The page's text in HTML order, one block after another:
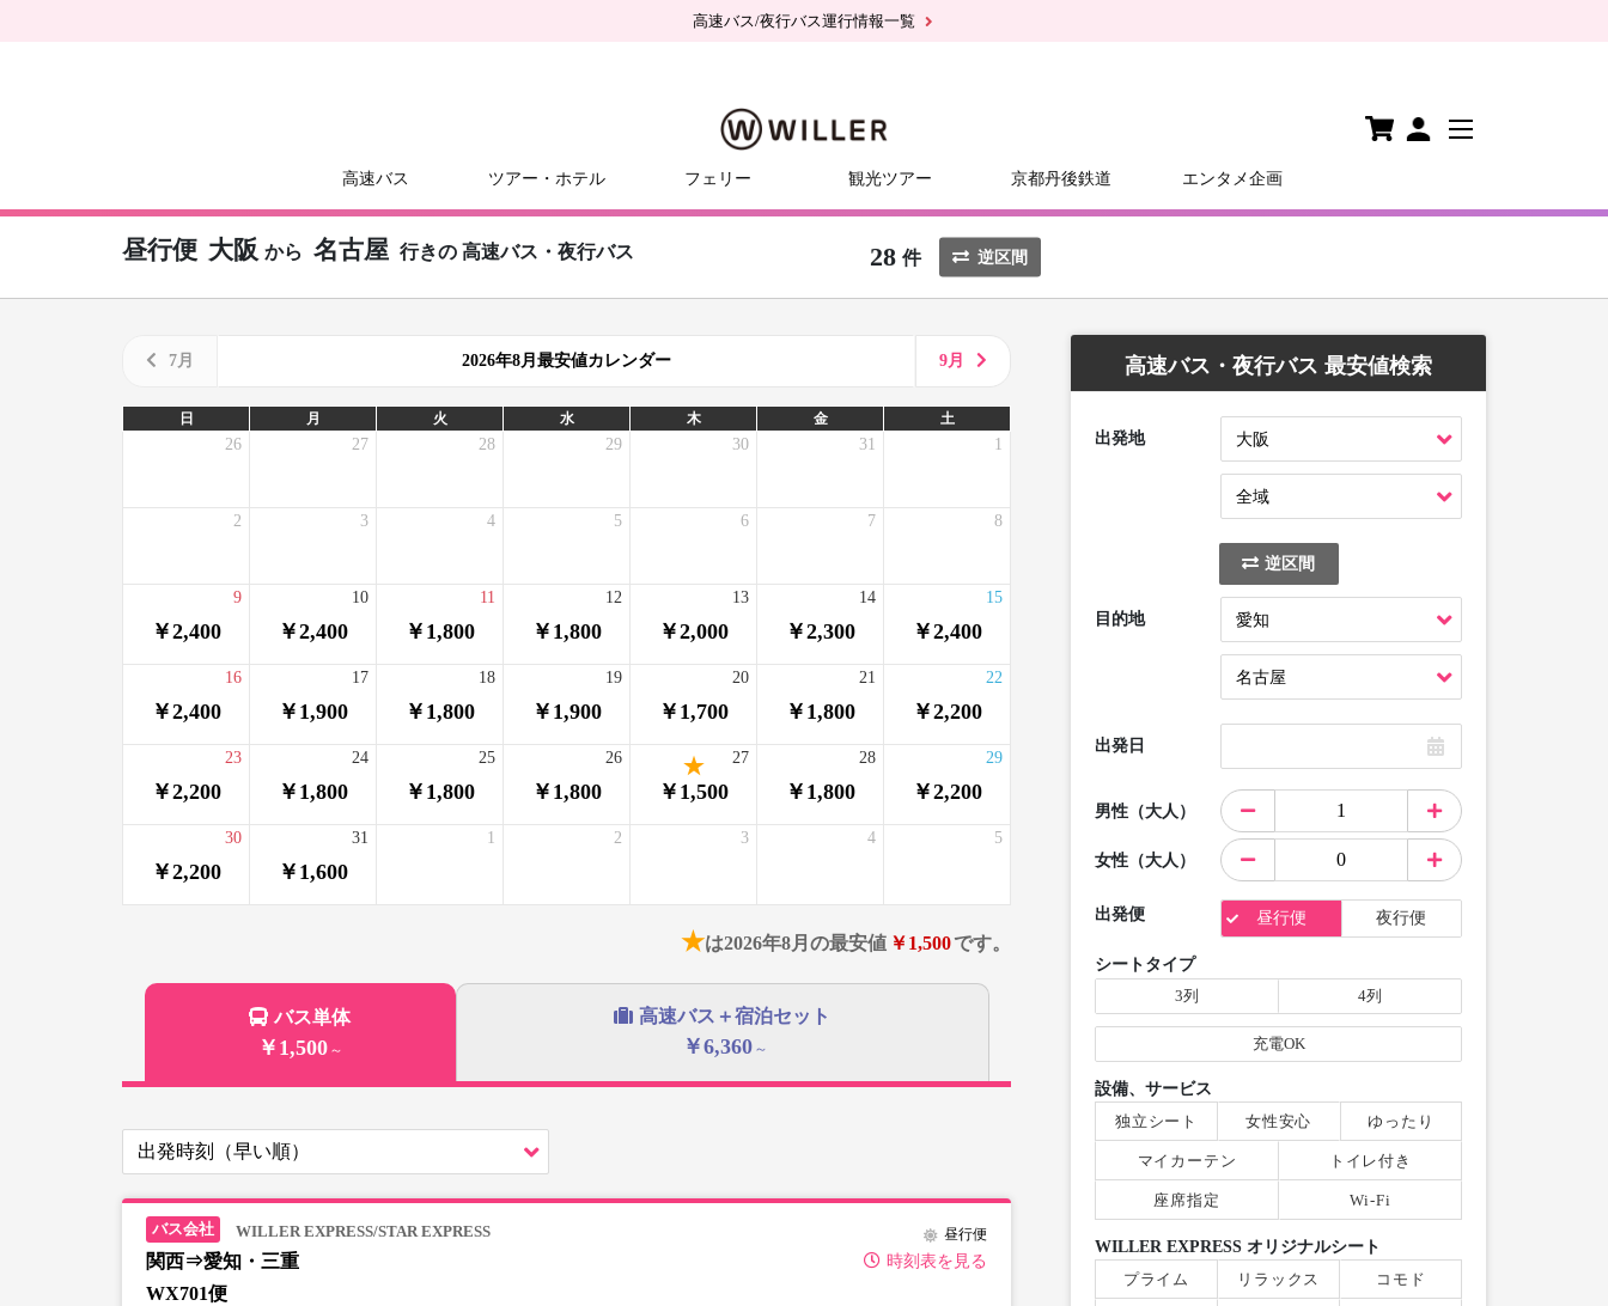
高速バス/夜行バス運行情報一覧
高速バス ツアー・ホテル フェリー 観光ツアー 京都丹後鉄道 エンタメ企画
昼行便 大阪 から 名古屋 行きの 高速バス・夜行バス 28 件 逆区間
7月 2026年8月最安値カレンダー 9月
日 月 火 水 木 金 土
26 27 28 29 30 31 1
2 3 4 5 6 7 8
￥2,400
9
￥2,400
10
￥1,800
11
￥1,800
12
￥2,000
13
￥2,300
14
￥2,400
15
￥2,400
16
￥1,900
17
￥1,800
18
￥1,900
19
￥1,700
20
￥1,800
21
￥2,200
22
￥2,200
23
￥1,800
24
￥1,800
25
￥1,800
26
￥1,500
27
￥1,800
28
￥2,200
29
￥2,200
30
￥1,600
31 1 2 3 4 5
★は2026年8月の最安値 ￥1,500です。
バス単体
￥1,500 ～
高速バス＋宿泊セット
￥6,360 ～
WILLER EXPRESS/STAR EXPRESS
関西⇒愛知・三重
WX701便
時刻表を見る
昼行便
高速バス・夜行バス 最安値検索
出発地
逆区間
目的地
出発日
男性（大人）
女性（大人）
出発便 昼行便 夜行便
シートタイプ
3列
4列
充電OK
設備、サービス
独立シート
女性安心 ゆったり
マイカーテン トイレ付き
座席指定 Wi-Fi
WILLER EXPRESS オリジナルシート
プライム
リラックス コモド